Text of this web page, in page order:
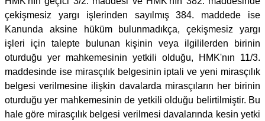
çekişmesiz yargı işlerinden sayılmış 384. maddede ise
Kanunda aksine hüküm bulunmadıkça, çekişmesiz yargı
işleri için talepte bulunan kişinin veya ilgililerden birinin
oturduğu yer mahkemesinin yetkili olduğu, HMK'nın 11/3.
maddesinde ise mirasçılık belgesinin iptali ve yeni mirasçılık
belgesi verilmesine ilişkin davalarda mirasçıların her birinin
oturduğu yer mahkemesinin de yetkili olduğu belirtilmiştir. Bu
hale göre mirasçılık belgesi verilmesi davalarında kesin yetki